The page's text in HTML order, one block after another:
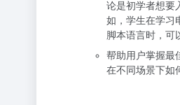
论是初学者想要
如，学生在学习
脚本语言时，可
帮助用户掌握最
在不同场景下如